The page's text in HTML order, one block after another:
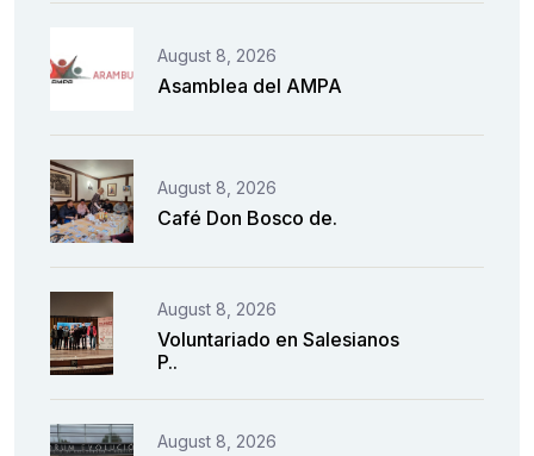
August 8, 2026
Asamblea del AMPA
August 8, 2026
Café Don Bosco de.
August 8, 2026
Voluntariado en Salesianos
P..
August 8, 2026